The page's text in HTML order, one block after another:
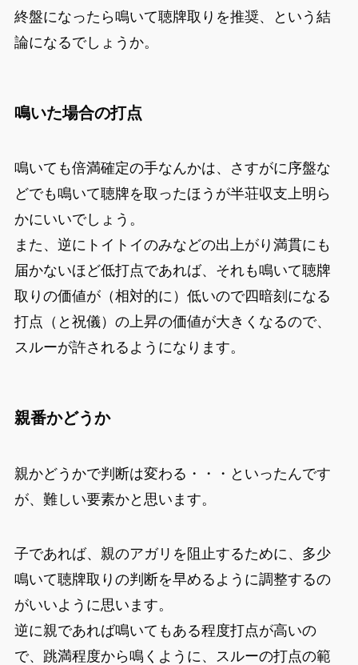
終盤になったら鳴いて聴牌取りを推奨、という結
論になるでしょうか。
鳴いた場合の打点
鳴いても倍満確定の手なんかは、さすがに序盤な
どでも鳴いて聴牌を取ったほうが半荘収支上明ら
かにいいでしょう。
また、逆にトイトイのみなどの出上がり満貫にも
届かないほど低打点であれば、それも鳴いて聴牌
取りの価値が（相対的に）低いので四暗刻になる
打点（と祝儀）の上昇の価値が大きくなるので、
スルーが許されるようになります。
親番かどうか
親かどうかで判断は変わる・・・といったんです
が、難しい要素かと思います。
子であれば、親のアガリを阻止するために、多少
鳴いて聴牌取りの判断を早めるように調整するの
がいいように思います。
逆に親であれば鳴いてもある程度打点が高いの
で、跳満程度から鳴くように、スルーの打点の範